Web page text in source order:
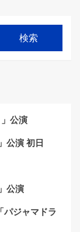
検索
公演
公演 初日
公演
パジャマドラ